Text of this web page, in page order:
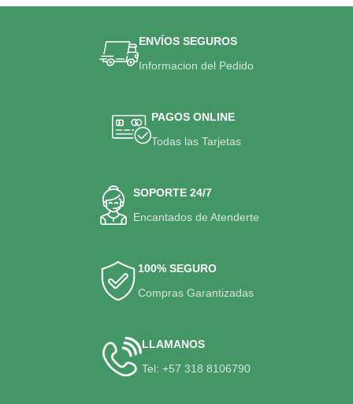
ENVÍOS SEGUROS
Informacion del Pedido
PAGOS ONLINE
Todas las Tarjetas
SOPORTE 24/7
Encantados de Atenderte
100% SEGURO
Compras Garantizadas
LLAMANOS
Tel: +57 318 8106790